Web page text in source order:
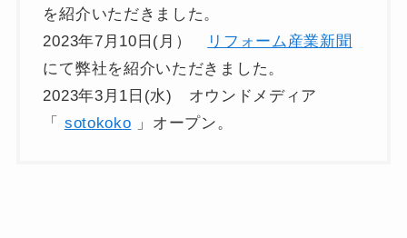
を紹介いただきました。
2023年7月10日(月）
リフォーム産業新聞
にて弊社を紹介いただきました。
2023年3月1日(水) オウンドメディア
「 sotokoko 」オープン。